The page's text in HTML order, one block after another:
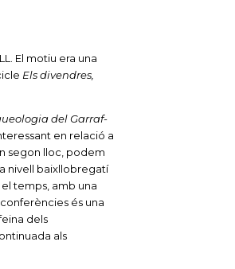
El motiu era una
Els divendres,
del Garraf-
en relació a
segon lloc, podem
nivell baixllobregatí
temps, amb una
és una
dels
als